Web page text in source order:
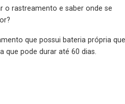
o rastreamento e saber onde se
que possui bateria própria que
que pode durar até 60 dias.